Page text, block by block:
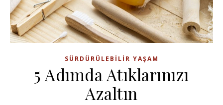
SÜRDÜRÜLEBILIR YAŞAM
5 Adımda Atıklarınızı
Azaltın